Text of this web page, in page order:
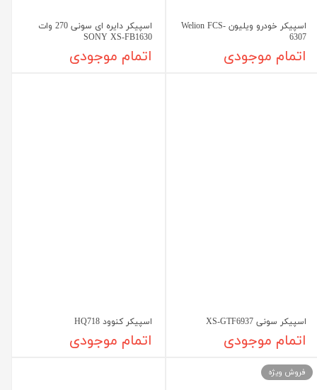
اسپیکر خودرو ویلیون Welion FCS-
6307
اتمام موجودی
اسپیکر دایره ای سونی 270 وات
SONY XS-FB1630
اتمام موجودی
اسپیکر سونی XS-GTF6937
اتمام موجودی
اسپیکر کنوود HQ718
اتمام موجودی
فروش ویژه